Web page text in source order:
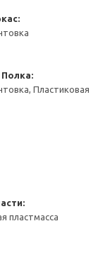
Пластиковая
пластмасса